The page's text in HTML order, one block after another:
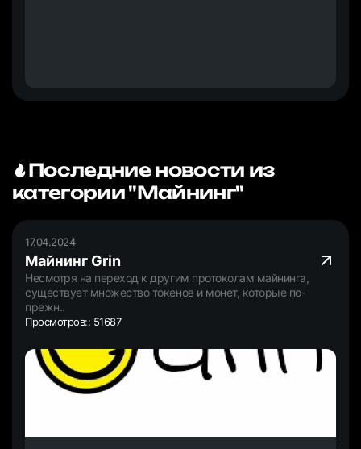
Последние новости из
категории "Майнинг"
17.04.2024
Майнинг Grin
Несмотря на переход к другим протоколам майнинга,
существует множество токенов и монет, которые по-
прежн..
Просмотров:: 51687